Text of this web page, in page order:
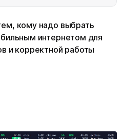
кому надо выбрать
интернетом для
и корректной работы